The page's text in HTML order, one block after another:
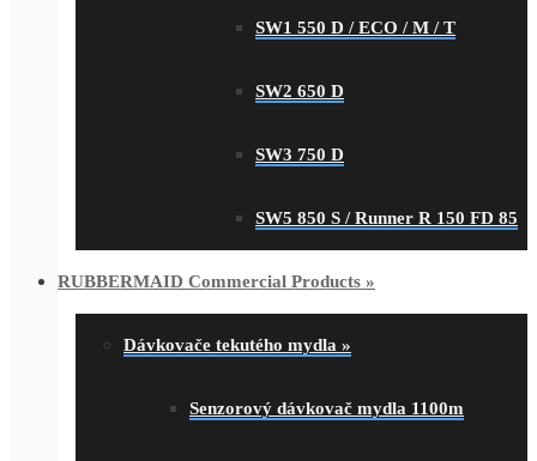
SW1 550 D / ECO / M / T
SW2 650 D
SW3 750 D
SW5 850 S / Runner R 150 FD 85
RUBBERMAID Commercial Products »
Dávkovače tekutého mydla »
Senzorový dávkovač mydla 1100m